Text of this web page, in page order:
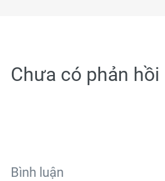
Chưa có phản hồi
Bình luận